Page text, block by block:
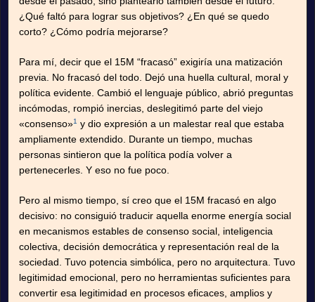
¿Qué faltó para lograr sus objetivos? ¿En qué se quedo
corto? ¿Cómo podría mejorarse?
Para mí, decir que el 15M “fracasó” exigiría una matización
previa. No fracasó del todo. Dejó una huella cultural, moral y
política evidente. Cambió el lenguaje público, abrió preguntas
incómodas, rompió inercias, deslegitimó parte del viejo
«consenso»1 y dio expresión a un malestar real que estaba
ampliamente extendido. Durante un tiempo, muchas
personas sintieron que la política podía volver a
pertenecerles. Y eso no fue poco.
Pero al mismo tiempo, sí creo que el 15M fracasó en algo
decisivo: no consiguió traducir aquella enorme energía social
en mecanismos estables de consenso social, inteligencia
colectiva, decisión democrática y representación real de la
sociedad. Tuvo potencia simbólica, pero no arquitectura. Tuvo
legitimidad emocional, pero no herramientas suficientes para
convertir esa legitimidad en procesos eficaces, amplios y